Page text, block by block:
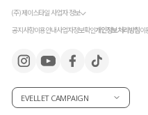
(주) 제이스타일 사업자 정보
공지사항이용안내사업자정보확인개인정보처리방침이
EVELLET CAMPAIGN